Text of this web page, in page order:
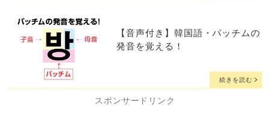
【音声付き】韓国語・パッチムの
発音を覚える！
続きを読む
スポンサードリンク